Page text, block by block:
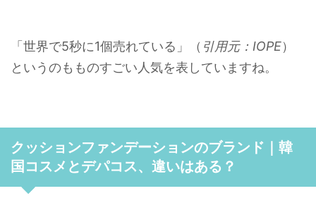
「世界で5秒に1個売れている」（ 引用元：IOPE）
というのもものすごい人気を表していますね。
クッションファンデーションのブランド｜韓
国コスメとデパコス、違いはある？